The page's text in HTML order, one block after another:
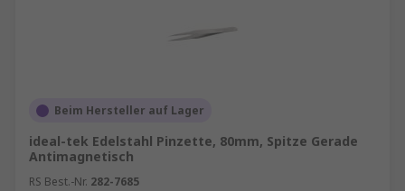
Beim Hersteller auf Lager
ideal-tek Edelstahl Pinzette, 80mm, Spitze Gerade
Antimagnetisch
RS Best.-Nr. 282-7685